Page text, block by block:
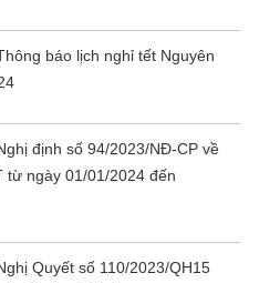
báo lịch nghỉ tết Nguyên
định số 94/2023/NĐ-CP về
từ ngày 01/01/2024 đến
Quyết số 110/2023/QH15